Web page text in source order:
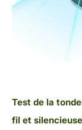
Test de la
fil et silencieuse